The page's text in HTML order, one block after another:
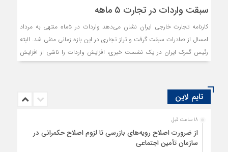
سبقت واردات در تجارت ۵ ماهه
کارنامه تجارت خارجی ایران نشان می‌دهد واردات در ۵ماه منتهی به مرداد
امسال از صادرات سبقت گرفت و تراز تجاری در این بازه زمانی منفی شد. البته
رئیس گمرک ایران در یک نشست خبری، افزایش واردات را ناشی از افزایش
گندم، برنج، ذرت دامی، دانه سویا و گوشی تلفن همراه هستند. همچنین
بررسی‌های «دنیای‌اقتصاد» از تداوم تراز منفی تجارت ماهانه نیز خبر می‌دهد.
تایم لاین
18 ساعت قبل
از ضرورت اصلاح رویه‌های بازرسی تا لزوم اصلاح حکمرانی در
سازمان تأمین اجتماعی